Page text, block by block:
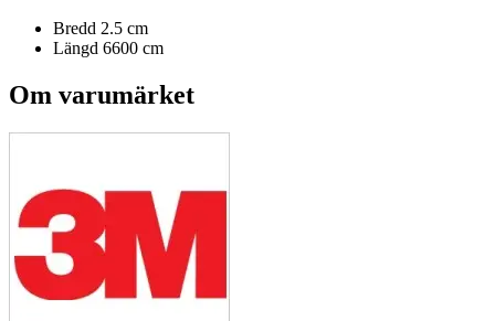
Bredd 2.5 cm
Längd 6600 cm
Om varumärket